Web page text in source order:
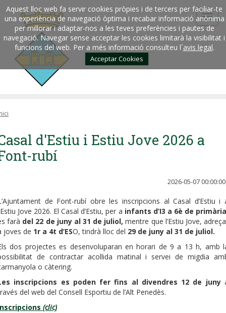
Aquest lloc web fa servir cookies pròpies i de tercers per faciliar-te
una experiència de navegació òptima i recabar informació anònima
per millorar i adaptar-nos a les teves preferències i pautes de
navegació. Navegar sense acceptar les cookies limitarà la visibilitat i
funcions del web. Per a més informació consulteu l´avis legal.
Acceptar Cookies
d'Estiu i Estiu Jove 2026 a
rubí
2026-05-07 00:00:00
de Font-rubí obre les inscripcions al Casal d’Estiu i
Jove 2026. El Casal d’Estiu, per a infants d’I3 a 6è de
farà del 22 de juny al 31 de juliol, mentre que l’Estiu Jove,
joves de 1r a 4t d’ESO, tindrà lloc del 29 de juny al 31 de juliol.
dos projectes es desenvoluparan en horari de 9 a 13 h, amb
de contractar acollida matinal i servei de migdia
o càtering.
inscripcions es poden fer fins al divendres 12 de juny
del web del Consell Esportiu de l’Alt Penedès.
(clic)